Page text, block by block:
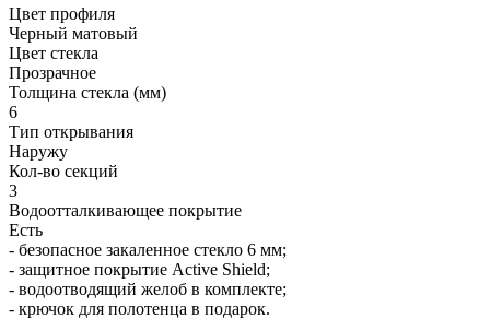
Цвет профиля
Черный матовый
Цвет стекла
Прозрачное
Толщина стекла (мм)
6
Тип открывания
Наружу
Кол-во секций
3
Водоотталкивающее покрытие
Есть
- безопасное закаленное стекло 6 мм;
- защитное покрытие Active Shield;
- водоотводящий желоб в комплекте;
- крючок для полотенца в подарок.